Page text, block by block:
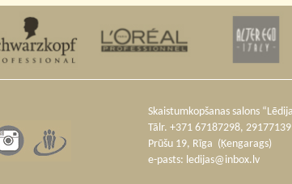
Skaistumkopšanas salons
Tālr. +371 67187298, 29177139
Prūšu 19, Rīga (Ķengarags)
e-pasts: ledijas@inbox.lv